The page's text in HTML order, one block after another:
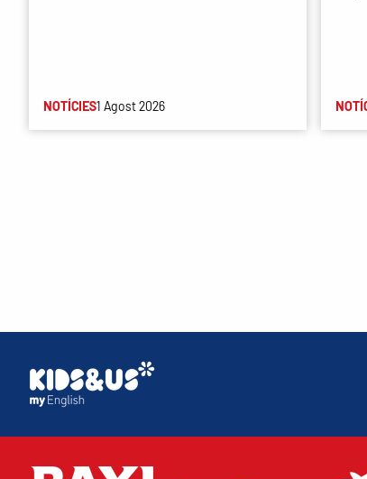
NOTÍCIES1 Agost 2026